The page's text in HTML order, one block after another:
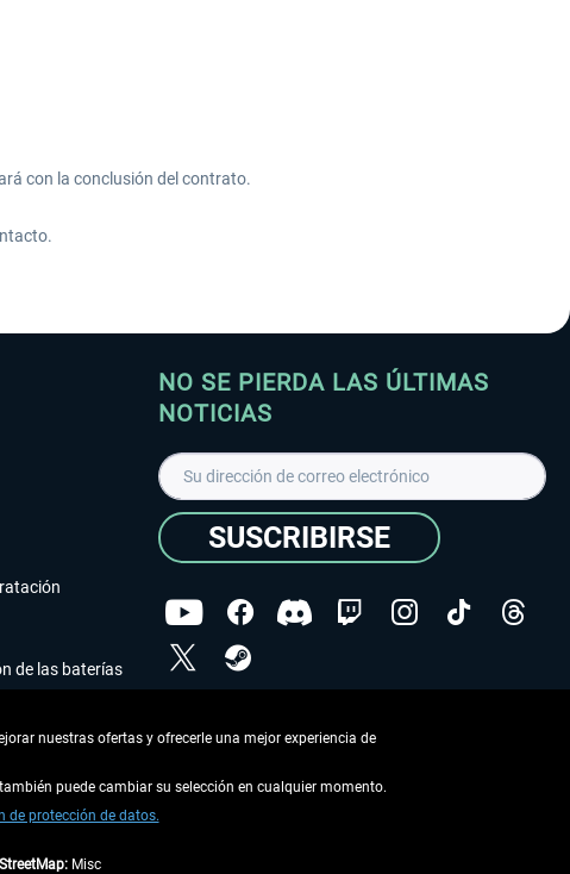
con la conclusión del contrato.
de las baterías
NO SE PIERDA LAS ÚLTIMAS
NOTICIAS
SUSCRIBIRSE
Copyright © Aerosoft GmbH - Todos los derechos
nuestras ofertas y ofrecerle una mejor experiencia de
puede cambiar su selección en cualquier momento.
de protección de datos.
Misc